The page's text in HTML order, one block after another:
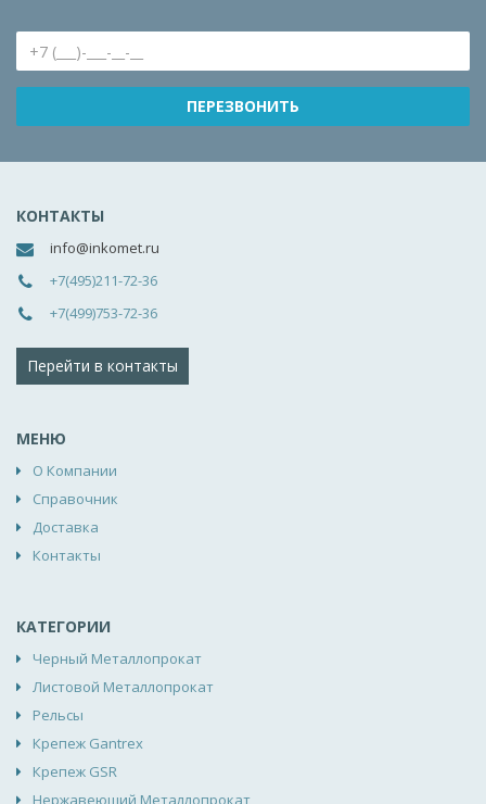
КОНТАКТЫ
info@inkomet.ru
+7(495)211-72-36
+7(499)753-72-36
Перейти в контакты
МЕНЮ
О Компании
Справочник
Доставка
Контакты
КАТЕГОРИИ
Черный Металлопрокат
Листовой Металлопрокат
Рельсы
Крепеж Gantrex
Крепеж GSR
Нержавеющий Металлопрокат